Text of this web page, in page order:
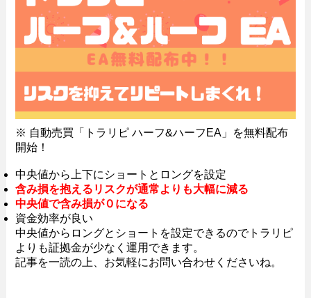
※ 自動売買「トラリピ ハーフ&ハーフEA」を無料配布
開始！
中央値から上下にショートとロングを設定
含み損を抱えるリスクが通常よりも大幅に減る
中央値で含み損が０になる
資金効率が良い
中央値からロングとショートを設定できるのでトラリピ
よりも証拠金が少なく運用できます。
記事を一読の上、お気軽にお問い合わせくださいね。